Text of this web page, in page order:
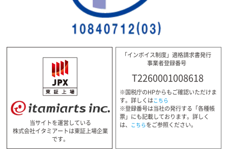
当サイトを運営している
株式会社イタミアートは東証上場企業
です。
「インボイス制度」適格請求書発行
事業者登録番号
T2260001008618
※国税庁のHPからもご確認いただけま
す。詳しくはこちら
※登録番号は当社の発行する「各種帳
票」にも記載しております。詳しく
は、 こちらをご参照ください。